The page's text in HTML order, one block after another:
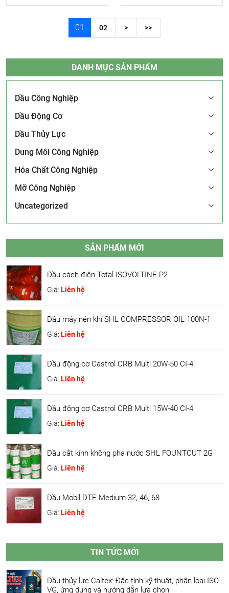
01 02 > >>
DANH MỤC SẢN PHẨM
Dầu Công Nghiệp
Dầu Động Cơ
Dầu Thủy Lực
Dung Môi Công Nghiệp
Hóa Chất Công Nghiệp
Mỡ Công Nghiệp
Uncategorized
SẢN PHẨM MỚI
Dầu cách điện Total ISOVOLTINE P2
Giá: Liên hệ
Dầu máy nén khí SHL COMPRESSOR OIL 100N-1
Giá: Liên hệ
Dầu động cơ Castrol CRB Multi 20W-50 CI-4
Giá: Liên hệ
Dầu động cơ Castrol CRB Multi 15W-40 CI-4
Giá: Liên hệ
Dầu cắt kính không pha nước SHL FOUNTCUT 2G
Giá: Liên hệ
Dầu Mobil DTE Medium 32, 46, 68
Giá: Liên hệ
TIN TỨC MỚI
Dầu thủy lực Caltex: Đặc tính kỹ thuật, phân loại ISO
VG, ứng dụng và hướng dẫn lựa chọn